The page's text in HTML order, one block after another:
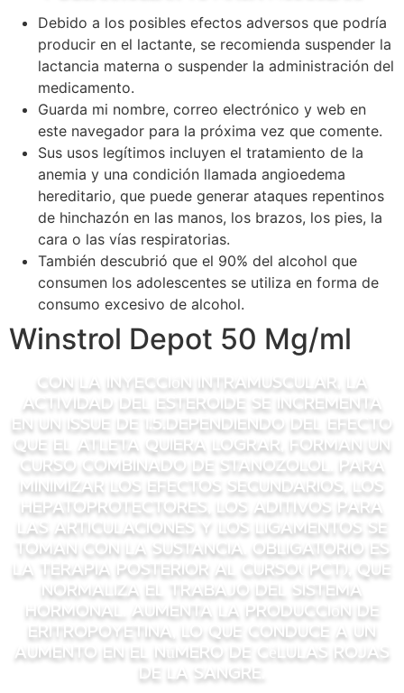
Debido a los posibles efectos adversos que podría
producir en el lactante, se recomienda suspender la
lactancia materna o suspender la administración del
medicamento.
Guarda mi nombre, correo electrónico y web en
este navegador para la próxima vez que comente.
Sus usos legítimos incluyen el tratamiento de la
anemia y una condición llamada angioedema
hereditario, que puede generar ataques repentinos
de hinchazón en las manos, los brazos, los pies, la
cara o las vías respiratorias.
También descubrió que el 90% del alcohol que
consumen los adolescentes se utiliza en forma de
consumo excesivo de alcohol.
Winstrol Depot 50 Mg/ml
Con la inyección intramuscular, la
actividad del esteroide se incrementa
en un issue de 1.5.Dependiendo del efecto
que el atleta quiera lograr, forman un
curso combinado de Stanozolol. Para
minimizar los efectos secundarios, los
hepatoprotectores, los aditivos para
las articulaciones y los ligamentos se
toman con la sustancia. Obligatorio es
la terapia posterior al curso( PCT), que
normaliza el trabajo del sistema
hormonal. Aumenta la producción de
eritropoyetina, lo que conduce a un
aumento en el número de células rojas
de la sangre.